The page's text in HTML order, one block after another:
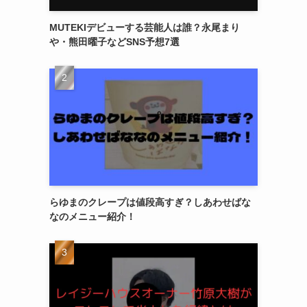
MUTEKIデビューする芸能人は誰？永尾まり
や・熊田曜子などSNS予想7選
らゆまのクレープは値段高すぎ？しあわせばな
なのメニュー紹介！